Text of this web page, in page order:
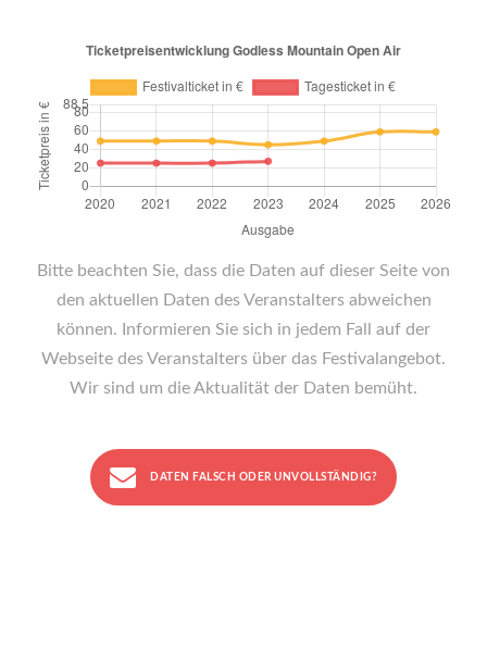
Bitte beachten Sie, dass die Daten auf dieser Seite von
den aktuellen Daten des Veranstalters abweichen
können. Informieren Sie sich in jedem Fall auf der
Webseite des Veranstalters über das Festivalangebot.
Wir sind um die Aktualität der Daten bemüht.
DATEN FALSCH ODER UNVOLLSTÄNDIG?